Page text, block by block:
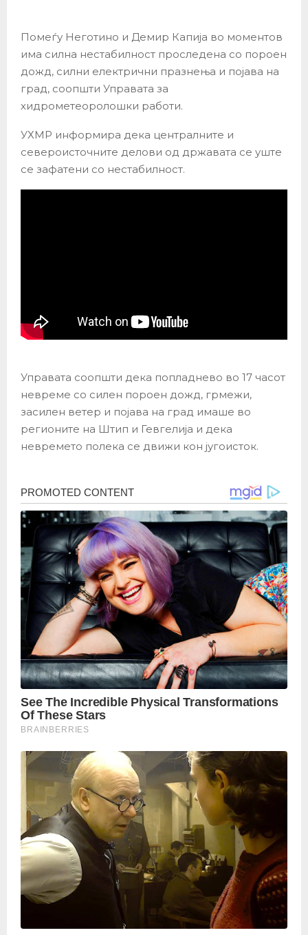
Помеѓу Неготино и Демир Капија во моментов
има силна нестабилност проследена со пороен
дожд, силни електрични празнења и појава на
град, соопшти Управата за
хидрометеоролошки работи.
УХМР информира дека централните и
североисточните делови од државата се уште
се зафатени со нестабилност.
Управата соопшти дека попладнево во 17 часот
невреме со силен пороен дожд, грмежи,
засилен ветер и појава на град имаше во
регионите на Штип и Гевгелија и дека
невремето полека се движи кон југоисток.